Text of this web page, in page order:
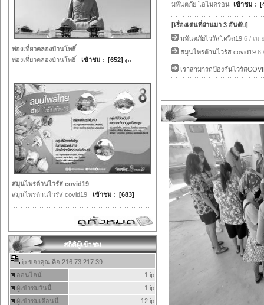
ท่องเที่ยวคลองบ้านโพธิ์
ท่องเที่ยวคลองบ้านโพธิ์
เข้าชม : [652]
สมุนไพรต้านไวรัส covid19
สมุนไพรต้านไวรัส covid19
เข้าชม : [683]
สถิติผู้เข้าชม
มหันตภัย โอไมครอน เข้าชม :
[เรื่องเด่นที่ผ่านมา 3 อันดับ]
มหันตภัยไวรัสโควิด19 6 / เม.
สมุนไพรต้านไวรัส covid19 6
เราสามารถป้องกันไวรัส